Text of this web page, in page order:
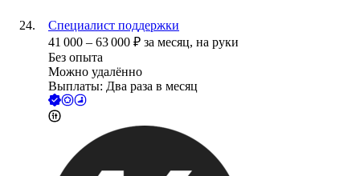
Специалист поддержки
41 000 – 63 000 ₽ за месяц, на руки
Без опыта
Можно удалённо
Выплаты: Два раза в месяц